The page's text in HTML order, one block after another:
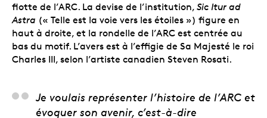
flotte de l’ARC. La devise de l’institution, Sic Itur ad
Astra (« Telle est la voie vers les étoiles ») figure en
haut à droite, et la rondelle de l’ARC est centrée au
bas du motif. L’avers est à l’effigie de Sa Majesté le roi
Charles III, selon l’artiste canadien Steven Rosati.
David Moore, artiste
Je voulais représenter l’histoire de l’ARC et
évoquer son avenir, c’est-à-dire